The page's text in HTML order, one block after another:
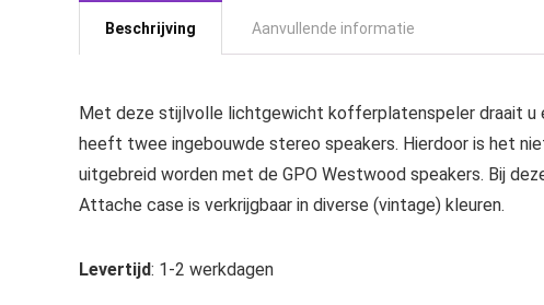
Beschrijving Aanvullende informatie
Met deze stijlvolle lichtgewicht kofferplatenspeler draait u
heeft twee ingebouwde stereo speakers. Hierdoor is het
uitgebreid worden met de GPO Westwood speakers. Bij
Attache case is verkrijgbaar in diverse (vintage) kleuren.
Levertijd: 1-2 werkdagen